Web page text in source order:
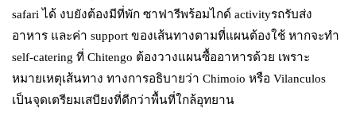
safari ได้ งบยังต้องมีที่พัก ซาฟารีพร้อมไกด์ activityรถรับส่ง
อาหาร และค่า support ของเส้นทางตามที่แผนต้องใช้ หากจะทำ
self-catering ที่ Chitengo ต้องวางแผนซื้ออาหารด้วย เพราะ
หมายเหตุเส้นทาง ทางการอธิบายว่า Chimoio หรือ Vilanculos
เป็นจุดเตรียมเสบียงที่ดีกว่าพื้นที่ใกล้อุทยาน